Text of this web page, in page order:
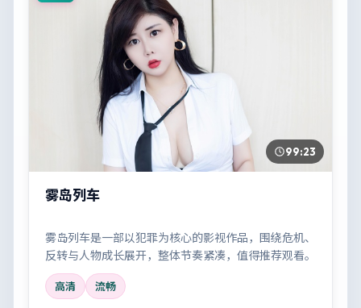
99:23
雾岛列车
雾岛列车是一部以犯罪为核心的影视作品，围绕危机、
反转与人物成长展开，整体节奏紧凑，值得推荐观看。
高清 流畅